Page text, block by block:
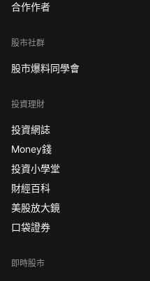
合作作者
股市社群
股市爆料同學會
投資理財
投資網誌
Money錢
投資小學堂
財經百科
美股放大鏡
口袋證券
即時股市